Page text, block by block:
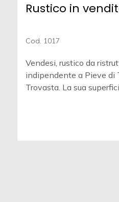
Rustico in
Cod. 1017
Vendesi, rustico da
indipendente a Pieve di
Trovasta. La sua